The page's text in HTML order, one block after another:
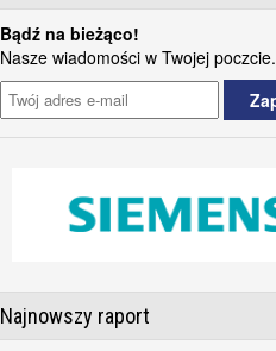
Bądź na bieżąco!
Nasze wiadomości w Twojej poczcie.
Najnowszy raport